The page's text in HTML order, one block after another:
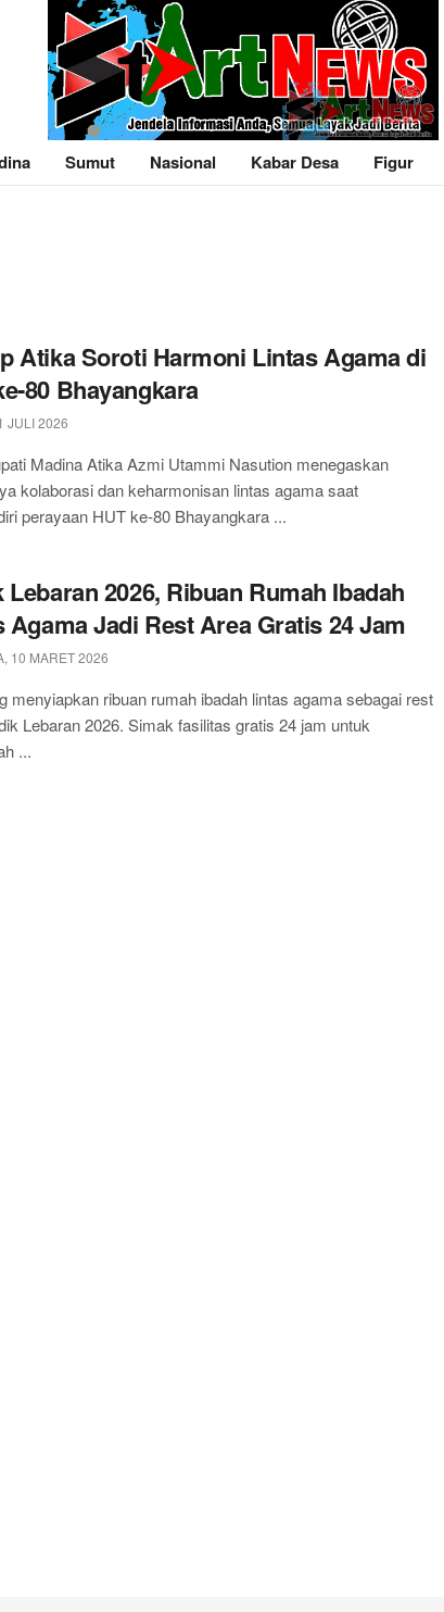
Sumut Nasional Kabar Desa Figur
Atika Soroti Harmoni Lintas Agama di
80 Bhayangkara
JULI 2026
Madina Atika Azmi Utammi Nasution menegaskan
kolaborasi dan keharmonisan lintas agama saat
perayaan HUT ke-80 Bhayangkara ...
Lebaran 2026, Ribuan Rumah Ibadah
Agama Jadi Rest Area Gratis 24 Jam
10 MARET 2026
menyiapkan ribuan rumah ibadah lintas agama sebagai rest
Lebaran 2026. Simak fasilitas gratis 24 jam untuk
...